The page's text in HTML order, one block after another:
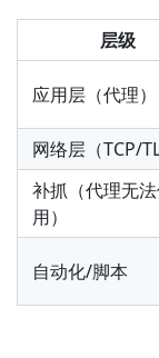
层级
应用层（代理）
网络层（TCP/
补抓（代理无
用）
自动化/脚本